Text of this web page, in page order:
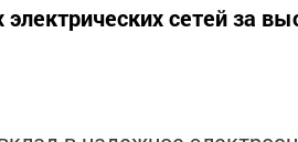
сетей за